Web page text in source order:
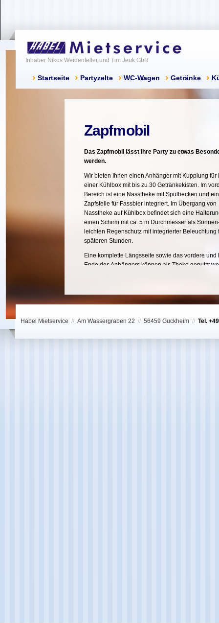
Inhaber Nikos Weidenfeller und Tim Jeuk GbR
Startseite Partyzelte WC-Wagen Getränke
Zapfmobil
Das Zapfmobil lässt Ihre Party zu etwas
werden.
Wir bieten Ihnen einen Anhänger mit Kupplung für
einer Kühlbox mit bis zu 30 Getränkekisten. Im
Bereich ist eine Nasstheke mit Spülbecken und
Zapfstelle für Fassbier integriert. Im Übergang von
Nasstheke auf Kühlbox befindet sich eine
einen Schirm mit ca. 5 m Durchmesser als
leichten Regenschutz mit integrierter Beleuchtung
späteren Stunden.
Eine komplette Längsseite sowie das vordere und
Ende des Anhängers können als Theke genutzt
ist eine Co²-Flasche und ein zusätzlicher E-Kühler
angeschlossen werden.
Habel Mietservice // Am Wassergraben 22 // 56459 Guckheim // Tel.